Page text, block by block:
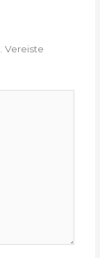
Vereiste